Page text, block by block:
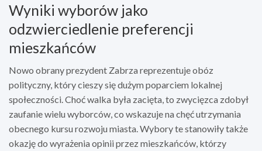
Wyniki wyborów jako
odzwierciedlenie preferencji
mieszkańców
Nowo obrany prezydent Zabrza reprezentuje obóz
polityczny, który cieszy się dużym poparciem lokalnej
społeczności. Choć walka była zacięta, to zwycięzca zdobył
zaufanie wielu wyborców, co wskazuje na chęć utrzymania
obecnego kursu rozwoju miasta. Wybory te stanowiły także
okazję do wyrażenia opinii przez mieszkańców, którzy